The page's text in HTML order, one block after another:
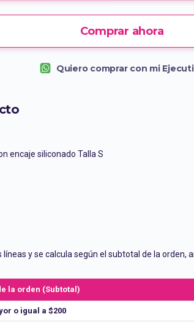
Comprar ahora
Quiero comprar con mi
encaje siliconado Talla S
y se calcula según el subtotal de la orden,
la orden (Subtotal)
o igual a $200